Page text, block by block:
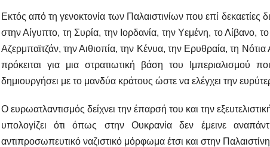
Εκτός από τη γενοκτονία των Παλαιστινίων που επί δεκαετίες
στην Αίγυπτο, τη Συρία, την Ιορδανία, την Υεμένη, το Λίβανο,
Αζερμπαϊτζάν, την Αιθιοπία, την Κένυα, την Ερυθραία, τη
πρόκειται για μια στρατιωτική βάση του Ιμπεριαλισμού
δημιουργήσει με το μανδύα κράτους ώστε να ελέγχει την
Ο ευρωατλαντισμός δείχνει την έπαρσή του και την
υπολογίζει ότι όπως στην Ουκρανία δεν έμεινε
αντιπροσωπευτικό ναζιστικό μόρφωμα έτσι και στην